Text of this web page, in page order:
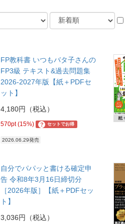
FP教科書 いつもバタ子さんの
FP3級 テキスト&過去問題集
2026-2027年版【紙＋PDFセ
ット】
4,180円（税込）
570pt (15%) ? セットでお得
2026.06.29発売
自分でパパッと書ける確定申
告 令和8年3月16日締切分
［2026年版］【紙＋PDFセッ
ト】
3,036円（税込）